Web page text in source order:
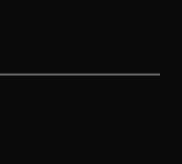
abre en una pestaña